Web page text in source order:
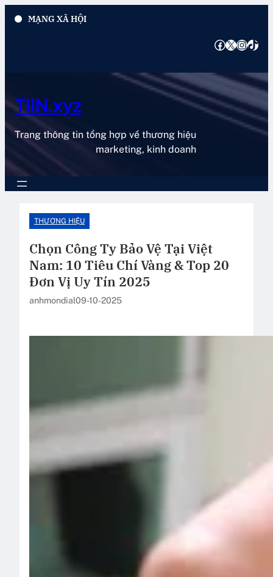
đến
MẠNG XÃ HỘI
FacebookXInstagramTikTok
TIIN.xyz
Trang thông tin tổng hợp về thương hiệu
marketing, kinh doanh
THƯƠNG HIỆU
Chọn Công Ty Bảo Vệ Tại Việt
Nam: 10 Tiêu Chí Vàng & Top 20
Đơn Vị Uy Tín 2025
anhmondial09-10-2025